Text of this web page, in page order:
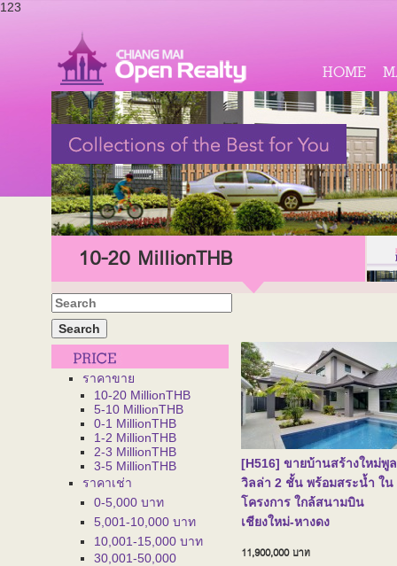
123
HOME
10-20 MillionTHB
ราคาขาย
10-20 MillionTHB
5-10 MillionTHB
0-1 MillionTHB
1-2 MillionTHB
2-3 MillionTHB
3-5 MillionTHB
ราคาเช่า
0-5,000 บาท
5,001-10,000 บาท
10,001-15,000 บาท
30,001-50,000
[H516] ขายบ้านสร้างใหม่พูล
วิลล่า 2 ชั้น พร้อมสระน้ำ ใน
โครงการ ใกล้สนามบิน
เชียงใหม่-หางดง
11,900,000บาท